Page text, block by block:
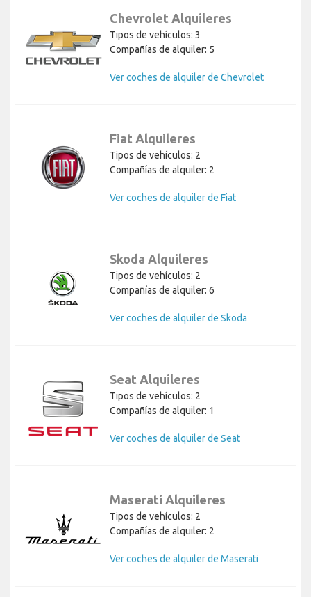
Chevrolet Alquileres
Tipos de vehículos: 3
Compañías de alquiler: 5
Ver coches de alquiler de Chevrolet
Fiat Alquileres
Tipos de vehículos: 2
Compañías de alquiler: 2
Ver coches de alquiler de Fiat
Skoda Alquileres
Tipos de vehículos: 2
Compañías de alquiler: 6
Ver coches de alquiler de Skoda
Seat Alquileres
Tipos de vehículos: 2
Compañías de alquiler: 1
Ver coches de alquiler de Seat
Maserati Alquileres
Tipos de vehículos: 2
Compañías de alquiler: 2
Ver coches de alquiler de Maserati